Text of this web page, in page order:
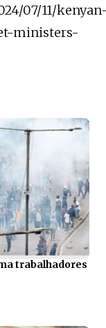
07/11/
ministers-
trabalhadores